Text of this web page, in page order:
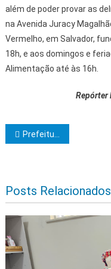
além de poder provar as
na Avenida Juracy
Vermelho, em Salvador,
18h, e aos domingos e
Alimentação até às 16h.
Repórter
Navegação
Prefeitura de Ilhéus realiza operação tapa-buracos na Avenida Ubaitaba
Posts Relacionados